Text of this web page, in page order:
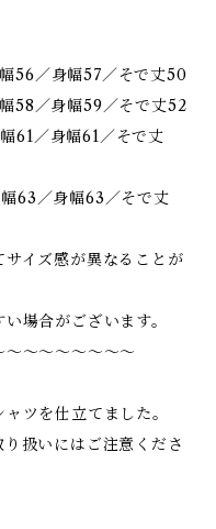
56／身幅57／そで丈50
／身幅59／そで丈52
／身幅61／そで丈
63／身幅63／そで丈
イズ感が異なることが
場合がございます。
〜〜〜〜〜〜〜
ツを仕立てました。
扱いにはご注意くださ